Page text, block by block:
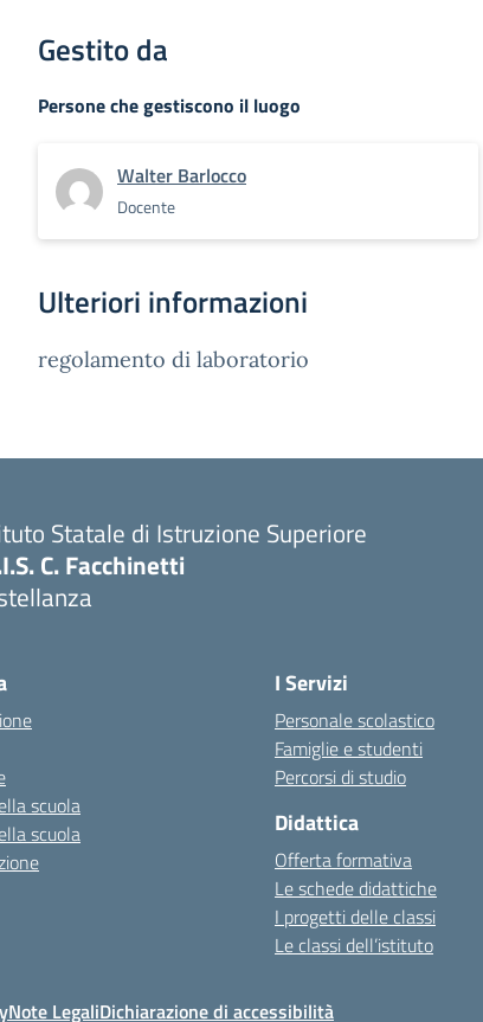
Gestito da
Persone che gestiscono il luogo
Walter Barlocco
Docente
Ulteriori informazioni
regolamento di laboratorio
Statale di Istruzione Superiore
C. Facchinetti
scuola
scuola
I Servizi
Personale scolastico
Famiglie e studenti
Percorsi di studio
Didattica
Offerta formativa
Le schede didattiche
I progetti delle classi
Le classi dell’istituto
Note LegaliDichiarazione di accessibilità